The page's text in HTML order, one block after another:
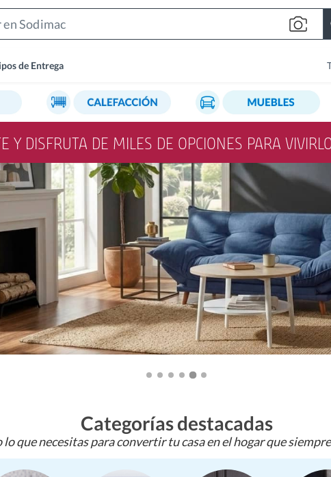
de Entrega
Y DISFRUTA DE MILES DE OPCIONES PARA
Categorías destacadas
lo que necesitas para convertir tu casa en el hogar que